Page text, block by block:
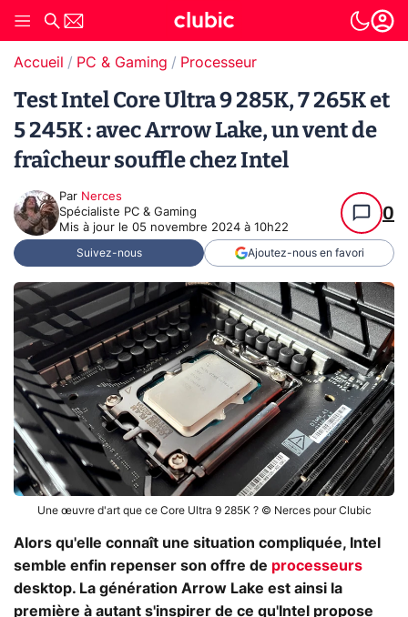
Accueil PC & Gaming Processeur
Test Intel Core Ultra 9 285K, 7 265K et
5 245K : avec Arrow Lake, un vent de
fraîcheur souffle chez Intel
Par Nerces
Spécialiste PC & Gaming
Mis à jour le 05 novembre 2024 à 10h22
0
Suivez-nous Ajoutez-nous en favori
Une œuvre d'art que ce Core Ultra 9 285K ? © Nerces pour Clubic
Alors qu'elle connaît une situation compliquée, Intel
semble enfin repenser son offre de processeurs
desktop. La génération Arrow Lake est ainsi la
première à autant s'inspirer de ce qu'Intel propose